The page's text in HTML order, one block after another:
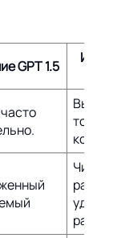
GPT 1.5
Высокая
Чисто,
удачно